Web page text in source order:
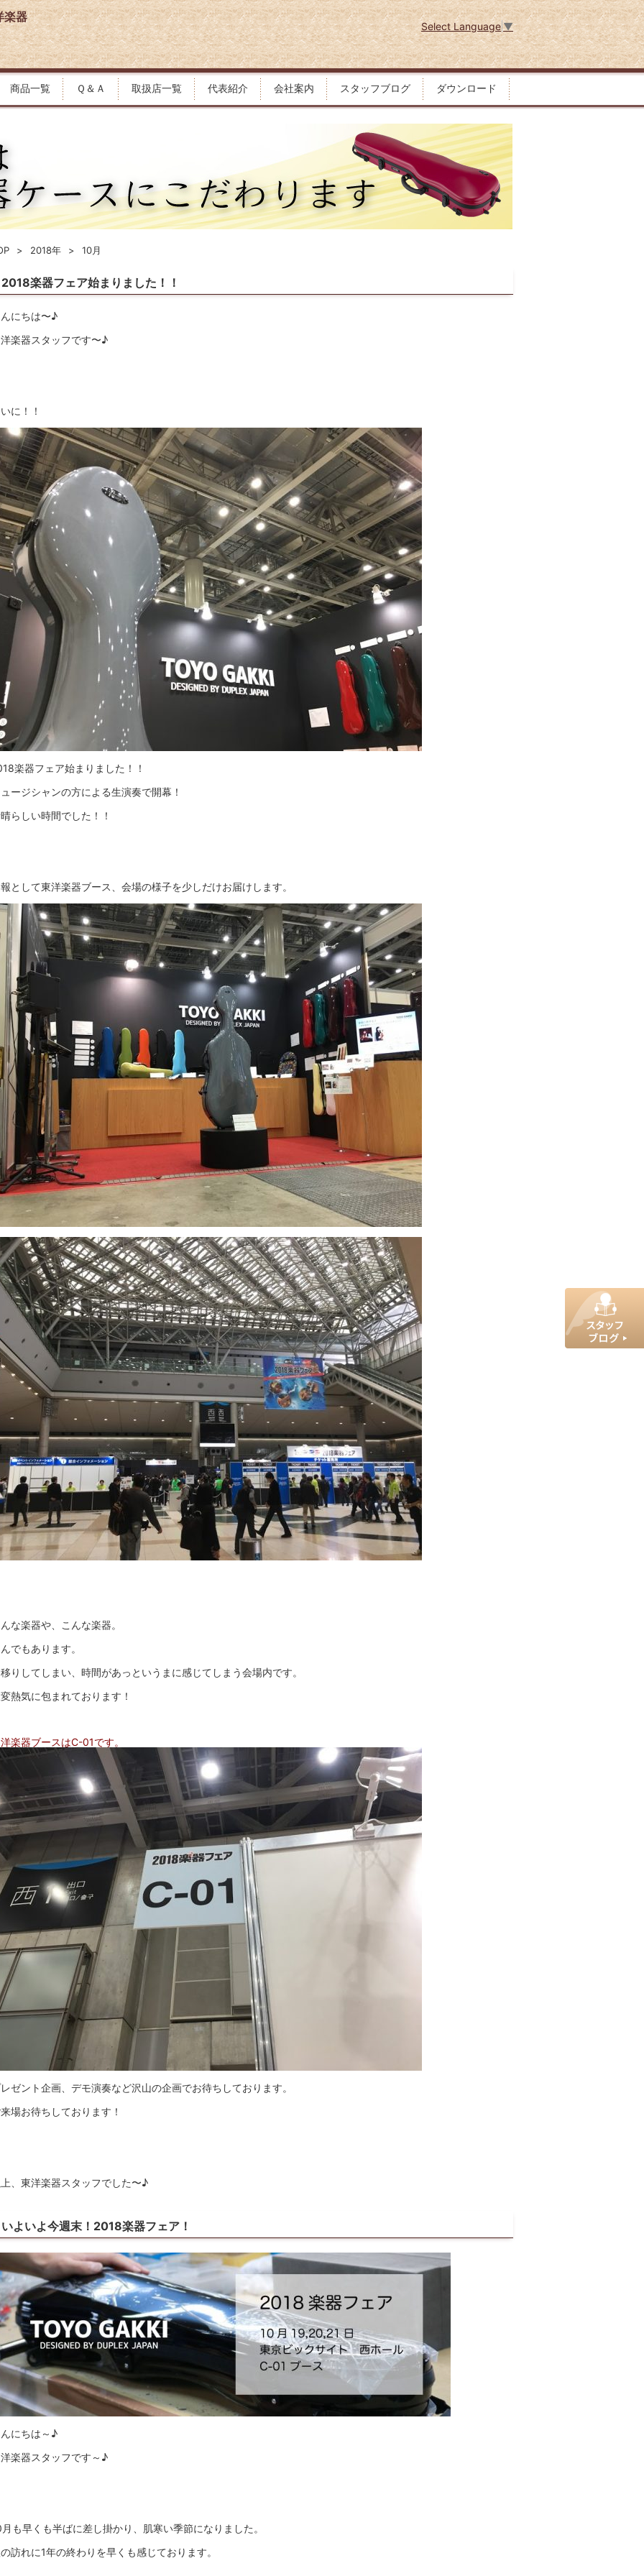
楽器
Select Language▼
商品一覧 Ｑ＆Ａ 取扱店一覧 代表紹介 会社案内 スタッフブログ ダウンロード
2018年 10月
2018楽器フェア始まりました！！
にちは〜♪
楽器スタッフです〜♪
に！！
楽器フェア始まりました！！
ージシャンの方による生演奏で開幕！
らしい時間でした！！
として東洋楽器ブース、会場の様子を少しだけお届けします。
な楽器や、こんな楽器。
でもあります。
りしてしまい、時間があっというまに感じてしまう会場内です。
熱気に包まれております！
楽器ブースはC-01です。
ゼント企画、デモ演奏など沢山の企画でお待ちしております。
場お待ちしております！
、東洋楽器スタッフでした〜♪
いよいよ今週末！2018楽器フェア！
にちは～♪
楽器スタッフです～♪
も早くも半ばに差し掛かり、肌寒い季節になりました。
訪れに1年の終わりを早くも感じております。